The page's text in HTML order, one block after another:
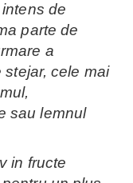
de
parte de
a
cele mai
sau lemnul
in fructe